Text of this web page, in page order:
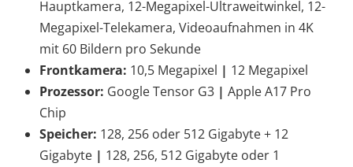
Hauptkamera, 12-Megapixel-Ultraweitwinkel, 12-
Megapixel-Telekamera, Videoaufnahmen in 4K
mit 60 Bildern pro Sekunde
Frontkamera: 10,5 Megapixel | 12 Megapixel
Prozessor: Google Tensor G3 | Apple A17 Pro
Chip
Speicher: 128, 256 oder 512 Gigabyte + 12
Gigabyte | 128, 256, 512 Gigabyte oder 1